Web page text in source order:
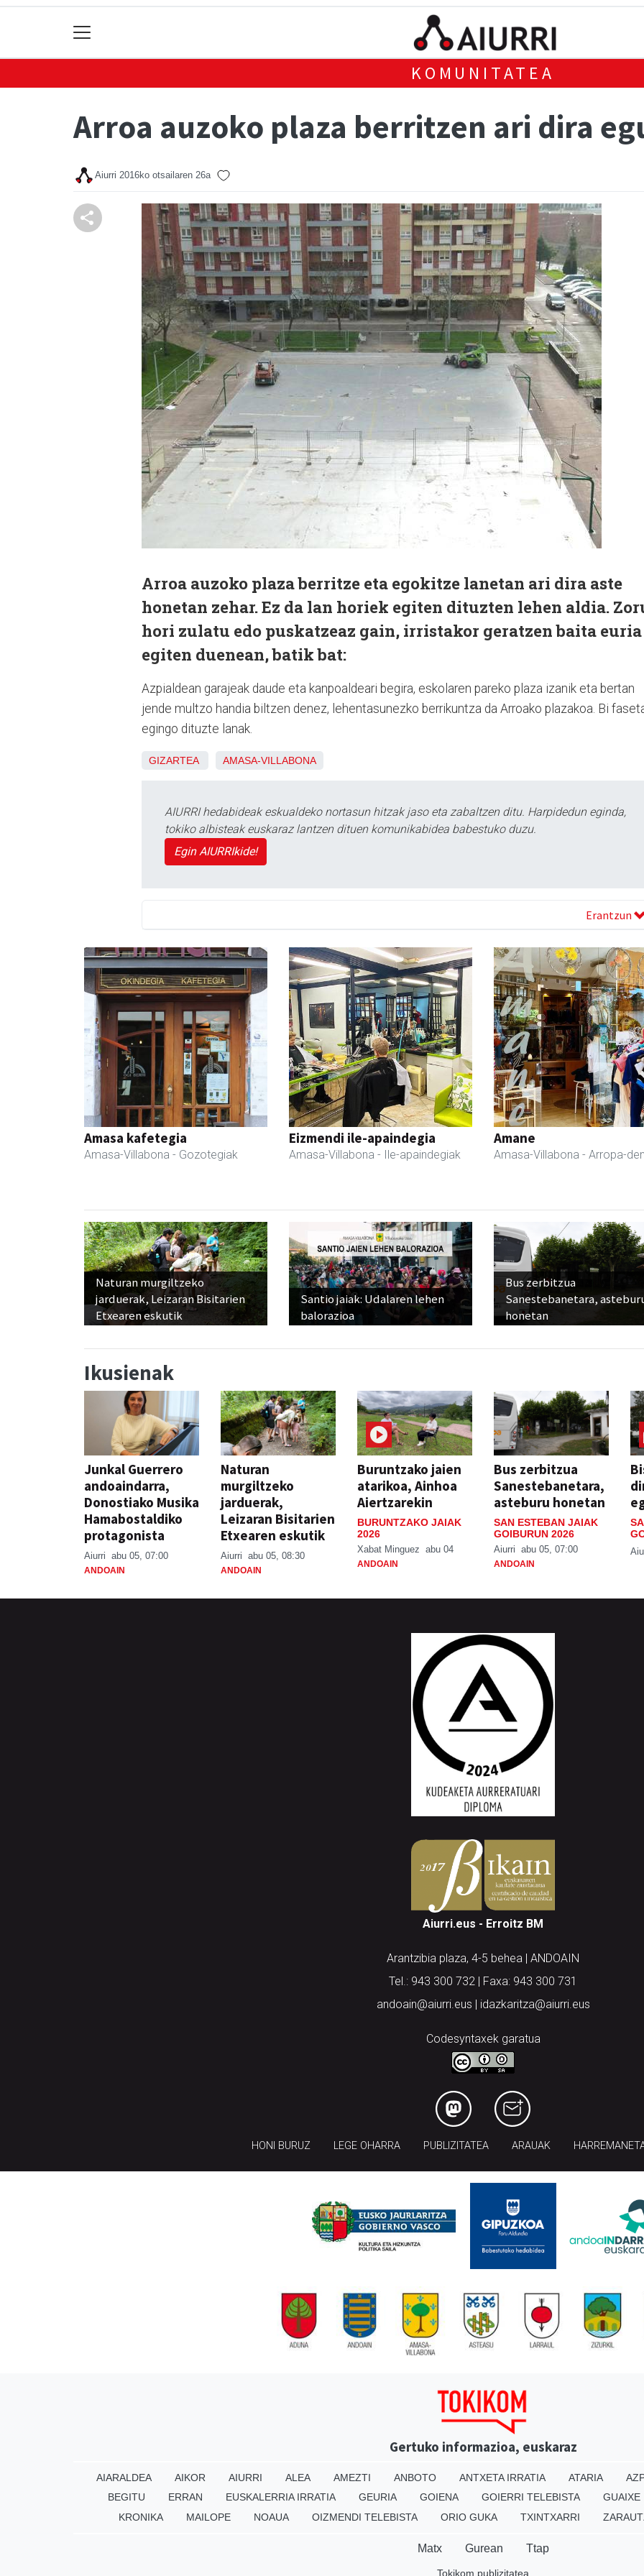
KOMUNITATEA
Arroa auzoko plaza berritzen ari dira
Aiurri 2016ko otsailaren 26a
Arroa auzoko plaza berritze eta egokitze lanetan ari dira aste
honetan zehar. Ez da lan horiek egiten dituzten lehen aldia.
hori zulatu edo puskatzeaz gain, irristakor geratzen baita euria
egiten duenean, batik bat:
Azpialdean garajeak daude eta kanpoaldeari begira, eskolaren pareko plaza izanik eta bertan
jende multzo handia biltzen denez, lehentasunezko berrikuntza da Arroako plazakoa. Bi
egingo dituzte lanak.
GIZARTEA AMASA-VILLABONA
AIURRI hedabideak eskualdeko nortasun hitzak jaso eta zabaltzen ditu. Harpidedun eginda,
tokiko albisteak euskaraz lantzen dituen komunikabidea babestuko duzu.
Egin AIURRIkide!
Erantzun
Amasa kafetegia
Amasa-Villabona - Gozotegiak
Eizmendi ile-apaindegia
Amasa-Villabona - Ile-apaindegiak
Amane
Amasa-Villabona - Arropa-
Naturan murgiltzeko
jarduerak, Leizaran Bisitarien
Etxearen eskutik
Santio jaiak: Udalaren lehen
balorazioa
Bus zerbitzua
Sanestebanetara,
honetan
Ikusienak
Junkal Guerrero
andoaindarra,
Donostiako Musika
Hamabostaldiko
protagonista
Aiurri abu 05, 07:00
ANDOAIN
Naturan
murgiltzeko
jarduerak,
Leizaran Bisitarien
Etxearen eskutik
Aiurri abu 05, 08:30
ANDOAIN
Buruntzako jaien
atarikoa, Ainhoa
Aiertzarekin
BURUNTZAKO JAIAK
2026
Xabat Minguez abu 04
ANDOAIN
Bus zerbitzua
Sanestebanetara,
asteburu honetan
SAN ESTEBAN JAIAK
GOIBURUN 2026
Aiurri abu 05, 07:00
ANDOAIN
Aiurri.eus - Erroitz BM
Arantzibia plaza, 4-5 behea | ANDOAIN
Tel.: 943 300 732 | Faxa: 943 300 731
andoain@aiurri.eus | idazkaritza@aiurri.eus
Codesyntaxek garatua
HONI BURUZ LEGE OHARRA PUBLIZITATEA ARAUAK
Gertuko informazioa, euskaraz
AIARALDEA AIKOR AIURRI ALEA AMEZTI ANBOTO ANTXETA IRRATIA ATARIA
BEGITU
ERRAN EUSKALERRIA IRRATIA GEURIA GOIENA GOIERRI TELEBISTA
GUAIXE
KRONIKA
MAILOPE NOAUA OIZMENDI TELEBISTA ORIO GUKA TXINTXARRI
Matx Gurean Ttap
Tokikom publizitatea